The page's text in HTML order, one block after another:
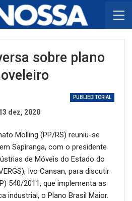
sobre plano
PUBLIEDITORIAL
dez, 2020
Molling (PP/RS) reuniu-se
Sapiranga, com o presidente
de Móveis do Estado do
Ivo Cansan, para discutir
540/2011, que implementa as
industrial, o Plano Brasil Maior.